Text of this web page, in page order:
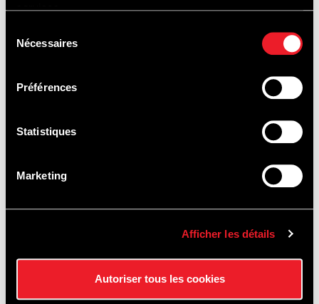
services.
Nécessaires
Préférences
Statistiques
Marketing
Afficher les détails
Autoriser tous les cookies
TRACK
EXPERIENCES